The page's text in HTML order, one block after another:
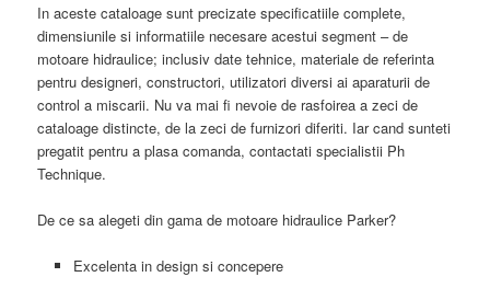
In aceste cataloage sunt precizate specificatiile complete,
dimensiunile si informatiile necesare acestui segment – de
motoare hidraulice; inclusiv date tehnice, materiale de referinta
pentru designeri, constructori, utilizatori diversi ai aparaturii de
control a miscarii. Nu va mai fi nevoie de rasfoirea a zeci de
cataloage distincte, de la zeci de furnizori diferiti. Iar cand sunteti
pregatit pentru a plasa comanda, contactati specialistii Ph
Technique.
De ce sa alegeti din gama de motoare hidraulice Parker?
Excelenta in design si concepere